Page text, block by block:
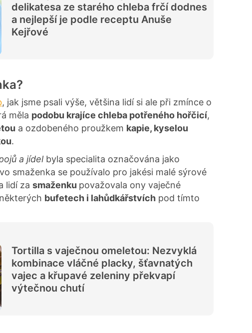
delikatesa ze starého chleba frčí dodnes
a nejlepší je podle receptu Anuše
Kejřové
, jak jsme psali výše, většina lidí si ale při zmínce o
měla podobu krajíce chleba potřeného hořčicí,
a ozdobeného proužkem kapie, kyselou
.
a jídel byla specialita označována jako
smaženka se používalo pro jakési malé sýrové
lidí za smaženku považovala ony vaječné
bufetech i lahůdkářstvích pod tímto
Tortilla s vaječnou omeletou: Nezvyklá
kombinace vláčné placky, šťavnatých
vajec a křupavé zeleniny překvapí
výtečnou chutí